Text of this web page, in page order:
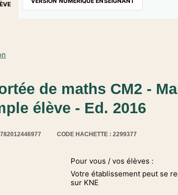
de maths CM2 -
élève - Ed. 2016
CODE HACHETTE : 2299377
Pour vous / vos élèves :
Votre établissement peut se
sur KNE